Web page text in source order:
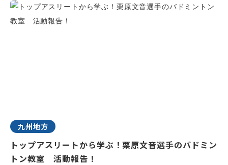
九州地方
トップアスリートから学ぶ！栗原文音選手のバドミン
トン教室 活動報告！